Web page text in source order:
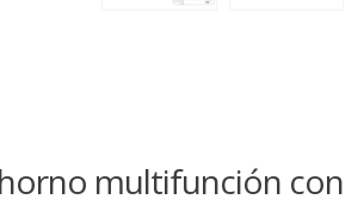
multifunción con